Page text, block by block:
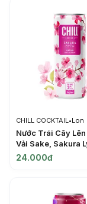
CHILL COCKTAIL•Lon
Nước Trái Cây
Vải Sake, Sakura
Sake Sparkling, 3%
24.000đ